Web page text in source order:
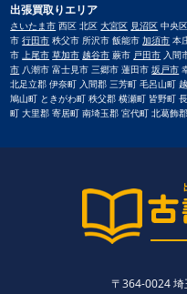
出張買取りエリア
さいたま市 西区 北区大宮区 見沼区 中央
市行田市 秩父市 所沢市 飯能市加須市 本
市 上尾市 草加市 越谷市 蕨市 戸田市 入間
市 八潮市 富士見市 三郷市 蓮田市坂戸市
北足立郡 伊奈町 入間郡 三芳町 毛呂山町
鳩山町 ときがわ町 秩父郡 横瀬町 皆野町
町 大里郡 寄居町 南埼玉郡 宮代町 北葛飾
〒364-0024